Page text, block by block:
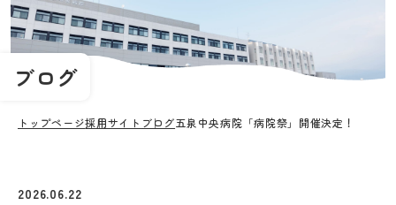
ブログ
トップページ採用サイト ブログ五泉中央病院「病院祭」開催決定！
2026.06.22